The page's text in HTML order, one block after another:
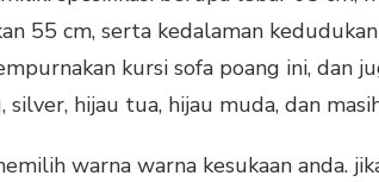
55 cm, serta kedalaman
kursi sofa poang ini, dan
hijau tua, hijau muda, dan
warna warna kesukaan anda.